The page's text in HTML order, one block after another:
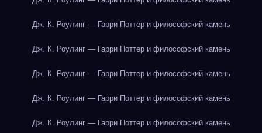
Дж. К. Роулинг — Гарри Поттер и философский камень
Дж. К. Роулинг — Гарри Поттер и философский камень
Дж. К. Роулинг — Гарри Поттер и философский камень
Дж. К. Роулинг — Гарри Поттер и философский камень
Дж. К. Роулинг — Гарри Поттер и философский камень